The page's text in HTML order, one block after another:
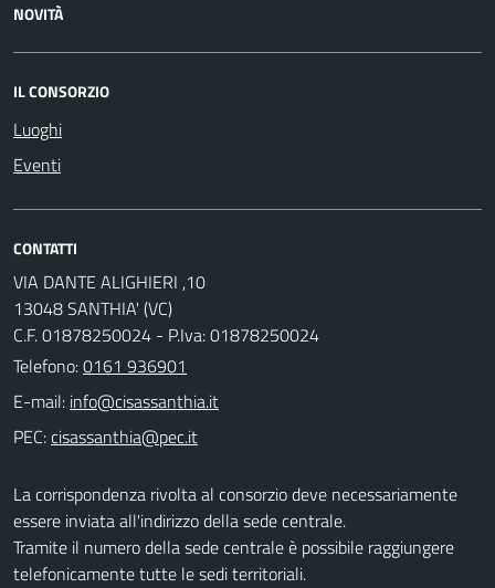
NOVITÀ
IL CONSORZIO
Luoghi
Eventi
CONTATTI
VIA DANTE ALIGHIERI ,10
13048 SANTHIA' (VC)
C.F. 01878250024 - P.Iva: 01878250024
Telefono:0161 936901
E-mail:
PEC:
La corrispondenza rivolta al consorzio deve necessariamente
essere inviata all'indirizzo della sede centrale.
Tramite il numero della sede centrale è possibile raggiungere
telefonicamente tutte le sedi territoriali.